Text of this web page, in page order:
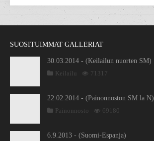
SUOSITUIMMAT GALLERIAT
30.03.2014 - (Keilailun nuorten SM)
Keilailu
71317
22.02.2014 - (Painonnoston SM la N)
Painonnosto
69180
6.9.2013 - (Suomi-Espanja)